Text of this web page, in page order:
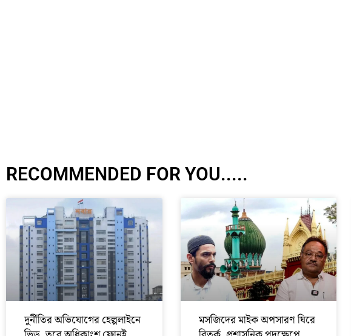
RECOMMENDED FOR YOU.....
দুর্নীতির অভিযোগের হেল্পলাইনে
মসজিদের মাইক অপসারণ ঘিরে